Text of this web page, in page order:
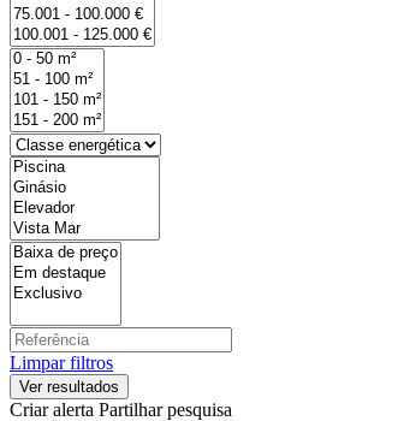
Limpar filtros
Criar alerta Partilhar pesquisa